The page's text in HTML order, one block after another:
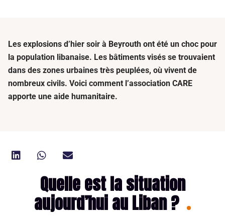
Les explosions d’hier soir à Beyrouth ont été un choc pour
la population libanaise. Les bâtiments visés se trouvaient
dans des zones urbaines très peuplées, où vivent de
nombreux civils. Voici comment l’association CARE
apporte une aide humanitaire.
Quelle est la situation
aujourd’hui au Liban ?